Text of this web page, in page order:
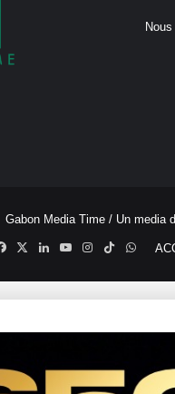
Gabon Media Time / Un media
Facebook
X LinkedinYouTubeInstagram
TikTok